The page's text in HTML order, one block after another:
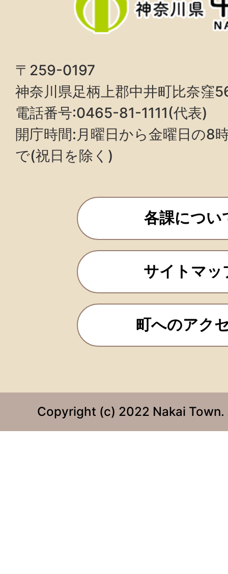
〒259-0197
神奈川県足柄上郡中井町比奈窪
電話番号:0465-81-1111(代表)
開庁時間:月曜日から金曜日の8
で(祝日を除く)
各課につい
サイトマッ
町へのアク
Copyright (c) 2022 Nakai Town.